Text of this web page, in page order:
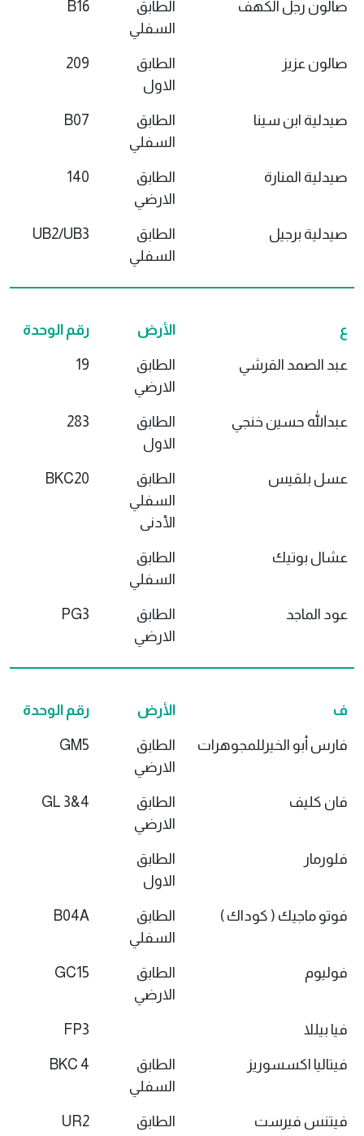
صالون رجل الكهف
الطابق
السفلي
B16
صالون عزيز
الطابق
الاول
209
صيدلية ابن سينا
الطابق
السفلي
B07
صيدلية المنارة
الطابق
الارضي
140
صيدلية برجيل
الطابق
السفلي
UB2/UB3
ع الأرض رقم الوحدة
عبد الصمد القرشي
الطابق
الارضي
19
عبدالله حسين خنجي
الطابق
الاول
283
عسل بلقيس
الطابق
السفلي
الأدنى
BKC20
عشال بوتيك
الطابق
السفلي
عود الماجد
الطابق
الارضي
PG3
ف الأرض رقم الوحدة
فارس أبو الخيرللمجوهرات
الطابق
الارضي
GM5
فان كليف
الطابق
الارضي
GL 3&4
فلورمار
الطابق
الاول
فوتو ماجيك ( كوداك )
الطابق
السفلي
B04A
فوليوم
الطابق
الارضي
GC15
فيا بيللا FP3
فيتاليا اكسسوريز
الطابق
السفلي
BKC 4
فيتنس فيرست
الطابق
UR2